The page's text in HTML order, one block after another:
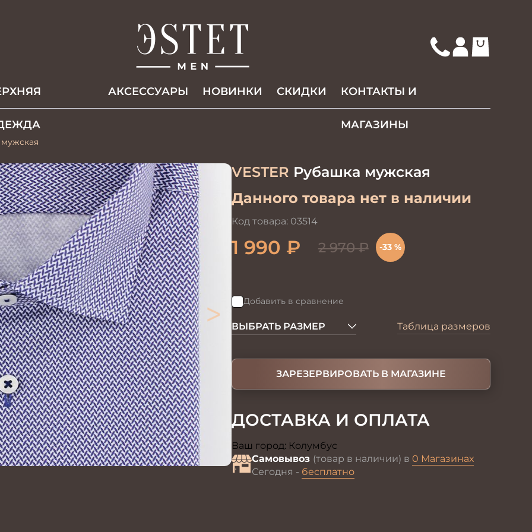
АКCЕССУАРЫ НОВИНКИ СКИДКИ КОНТАКТЫ И
МАГАЗИНЫ
мужская
>
VESTER Рубашка мужская
Данного товара нет в наличии
Код товара: 03514
1 990 ₽ 2 970₽ -33 %
Добавить в сравнение
ВЫБРАТЬ РАЗМЕР Таблица размеров
ЗАРЕЗЕРВИРОВАТЬ В МАГАЗИНЕ
ДОСТАВКА И ОПЛАТА
Ваш город: Колумбус
Самовывоз (товар в наличии) в 0 Магазинах
Сегодня - бесплатно